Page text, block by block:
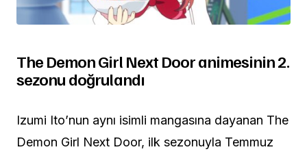
The Demon Girl Next Door animesinin 2.
sezonu doğrulandı
Izumi Ito’nun aynı isimli mangasına dayanan The
Demon Girl Next Door, ilk sezonuyla Temmuz